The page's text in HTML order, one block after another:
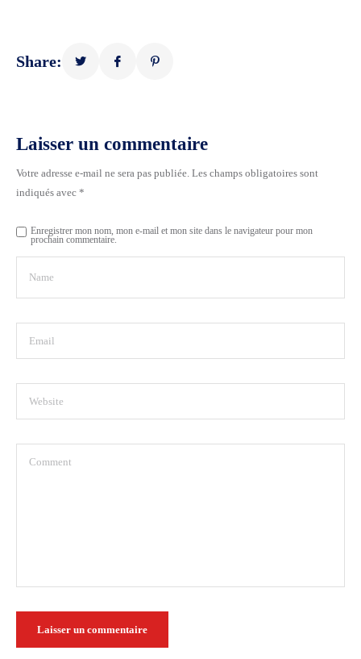
Share:
Laisser un commentaire
Votre adresse e-mail ne sera pas publiée. Les champs obligatoires sont
indiqués avec *
Enregistrer mon nom, mon e-mail et mon site dans le navigateur pour mon
prochain commentaire.